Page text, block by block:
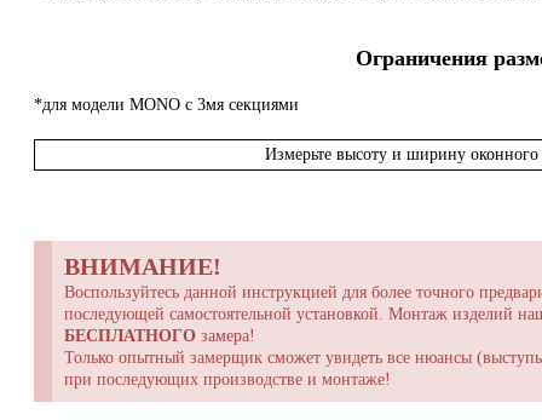
Ограничения
*для модели MONO с 3мя секциями
Измерьте высоту и ширину оконного
ВНИМАНИЕ!
Воспользуйтесь данной инструкцией для более точного
последующей самостоятельной установкой. Монтаж изделий
БЕСПЛАТНОГО замера!
Только опытный замерщик сможет увидеть все нюансы
при последующих производстве и монтаже!